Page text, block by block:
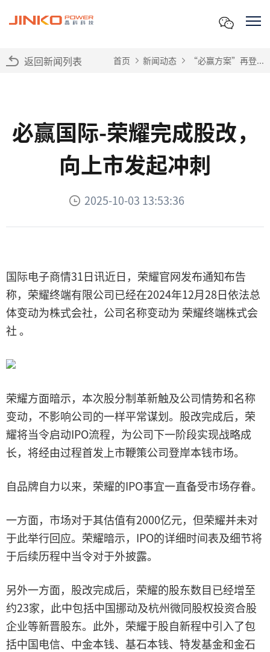
返回新闻列表 首页 新闻动态 “必赢方案”再登...
必赢国际-荣耀完成股改，
向上市发起冲刺
2025-10-03 13:53:36
国际电子商情31日讯近日，荣耀官网发布通知布告
称，荣耀终端有限公司已经在2024年12月28日依法总
体变动为株式会社，公司名称变动为 荣耀终端株式会
社 。
荣耀方面暗示，本次股分制革新触及公司情势和名称
变动，不影响公司的一样平常谋划。股改完成后，荣
耀将当令启动IPO流程，为公司下一阶段实现战略成
长，将经由过程首发上市鞭策公司登岸本钱市场。
自品牌自力以来，荣耀的IPO事宜一直备受市场存眷。
一方面，市场对于其估值有2000亿元，但荣耀并未对
于此举行回应。荣耀暗示，IPO的详细时间表及细节将
于后续历程中当令对于外披露。
另外一方面，股改完成后，荣耀的股东数目已经增至
约23家，此中包括中国挪动及杭州微同股权投资合股
企业等新晋股东。此外，荣耀于股自新程中引入了包
括中国电信、中金本钱、基石本钱、特发基金和金石